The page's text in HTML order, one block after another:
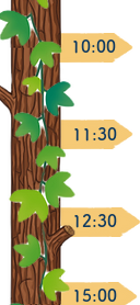
10:00
12:30
15:00
11:30